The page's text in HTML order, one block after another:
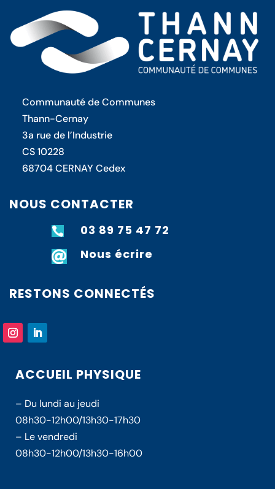
Communauté de Communes
Thann-Cernay
3a rue de l’Industrie
CS 10228
68704 CERNAY Cedex
NOUS CONTACTER

03 89 75 47 72

Nous écrire
RESTONS CONNECTÉS
ACCUEIL PHYSIQUE
– Du lundi au jeudi
08h30-12h00/13h30-17h30
– Le vendredi
08h30-12h00/13h30-16h00